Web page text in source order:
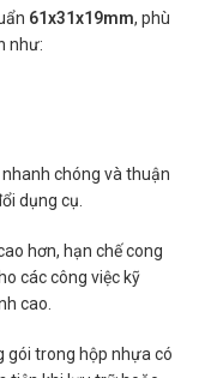
61x31x19mm, phù
như:
chóng và thuận
dụng cụ.
hơn, hạn chế cong
các công việc kỹ
cao.
gói trong hộp nhựa có